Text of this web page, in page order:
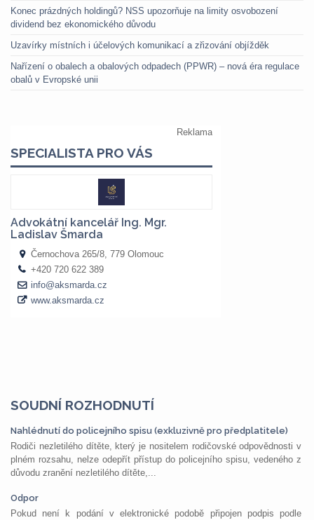
Konec prázdných holdingů? NSS upozorňuje na limity osvobození
dividend bez ekonomického důvodu
Uzavírky místních i účelových komunikací a zřizování objížděk
Nařízení o obalech a obalových odpadech (PPWR) – nová éra regulace
obalů v Evropské unii
SOUDNÍ ROZHODNUTÍ
Nahlédnutí do policejního spisu (exkluzivně pro předplatitele)
Rodiči nezletilého dítěte, který je nositelem rodičovské odpovědnosti v
plném rozsahu, nelze odepřít přístup do policejního spisu, vedeného z
důvodu zranění nezletilého dítěte,...
Odpor
Pokud není k podání v elektronické podobě připojen podpis podle